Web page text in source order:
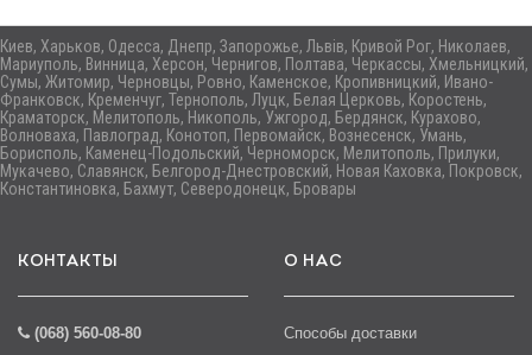
Киев, Харьков, Одесса, Днепр, Запорожье, Львів, Кривой Рог, Николаев,
Мариуполь, Винница, Херсон, Чернигов, Полтава, Черкассы, Хмельницкий,
Сумы, Житомир, Черновцы, Ровно, Каменское, Кропивницкий, Ивано-
Франковск, Кременчуг, Тернополь, Луцк, Белая Церковь, Коростень,
Краматорск, Мелитополь, Никополь, Ужгород, Бердянск, Курахово,
Волноваха, Павлоград, Конотоп, Первомайск, Вознесенск, Умань,
Борисполь, Каменец-Подольский, Черноморск, Мелитополь, Прилуки,
Мукачево, Славянск, Белгород-Днестровский, Новая Каховка, Покровск,
Константиновка, Бахмут, Северодонецк, Бровары
КОНТАКТЫ
(068) 560-08-80
О НАС
Способы доставки